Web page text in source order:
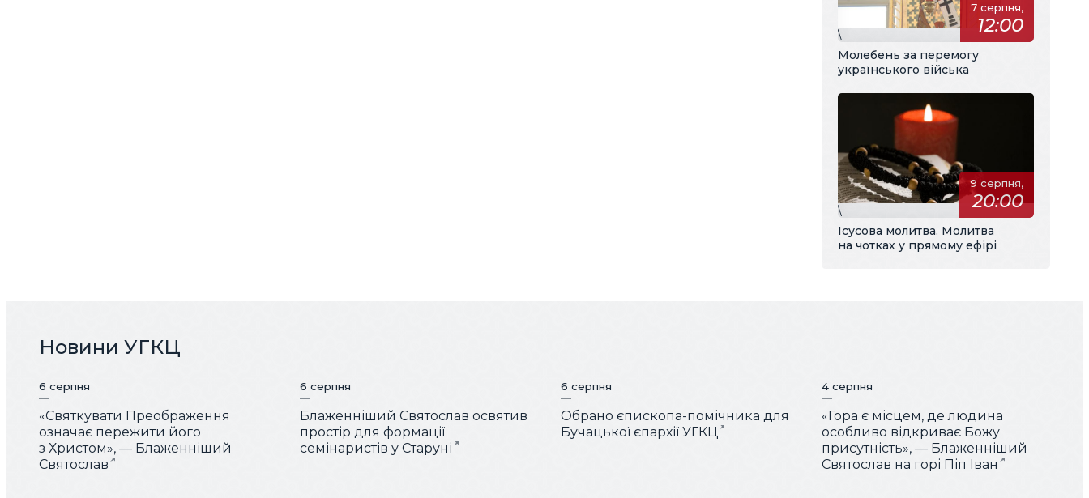
7 серпня,
12:00
\
Молебень за перемогу
українського війська
9 серпня,
20:00
\
Ісусова молитва. Молитва
на чотках у прямому ефірі
Новини УГКЦ
6 серпня
«Святкувати Преображення
означає пережити його
з Христом», — Блаженніший
Святослав
6 серпня
Блаженніший Святослав освятив
простір для формації
семінаристів у Старуні
6 серпня
Обрано єпископа-помічника для
Бучацької єпархії УГКЦ
4 серпня
«Гора є місцем, де людина
особливо відкриває Божу
присутність», — Блаженніший
Святослав на горі Піп Іван